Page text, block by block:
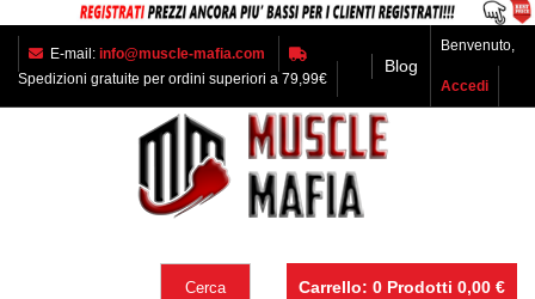
E-mail: info@muscle-mafia.com
Spedizioni gratuite per ordini superiori a 79,99€
Blog
Benvenuto,
Accedi
Carrello: 0 Prodotti 0,00 €
Cerca